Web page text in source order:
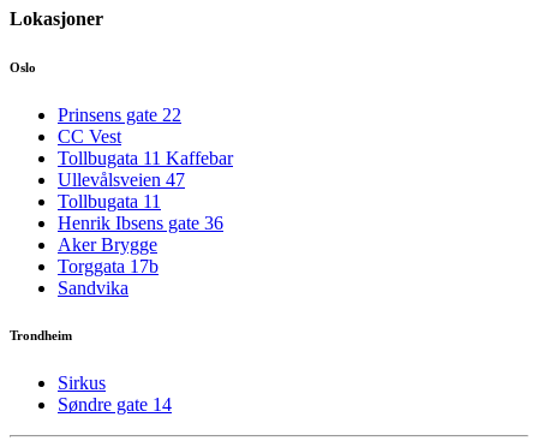
Lokasjoner
Oslo
Prinsens gate 22
CC Vest
Tollbugata 11 Kaffebar
Ullevålsveien 47
Tollbugata 11
Henrik Ibsens gate 36
Aker Brygge
Torggata 17b
Sandvika
Trondheim
Sirkus
Søndre gate 14